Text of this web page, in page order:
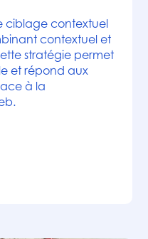
ciblage contextuel
contextuel et
stratégie permet
et répond aux
à la